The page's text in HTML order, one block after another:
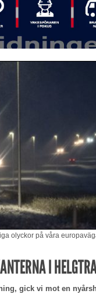
olyckor på våra
I
gick vi mot en